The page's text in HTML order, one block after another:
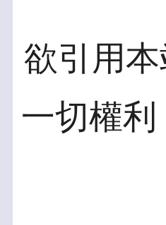
欲引用
一切權利